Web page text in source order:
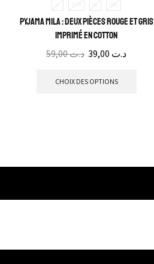
L S/M XL XXL
Pyjama Mila : deux pièces rouge et gris
imprimé en cotton
د.ت59,00 د.ت
CHOIX DES OPTIONS